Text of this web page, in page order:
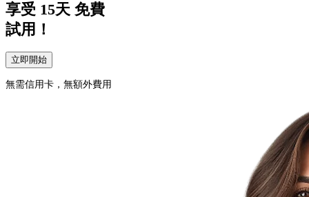
享受 15天 免費
試用！
立即開始
無需信用卡，無額外費用